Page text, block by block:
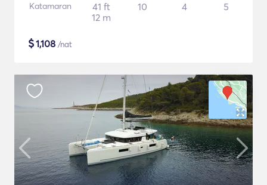
Katamaran
41 ft
12 m
10 4 5
$1,108 /nat